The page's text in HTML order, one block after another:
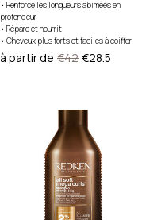
• Renforce les longueurs abîmées en
profondeur
• Répare et nourrit
• Cheveux plus forts et faciles à coiffer
à partir de €42 €28.5